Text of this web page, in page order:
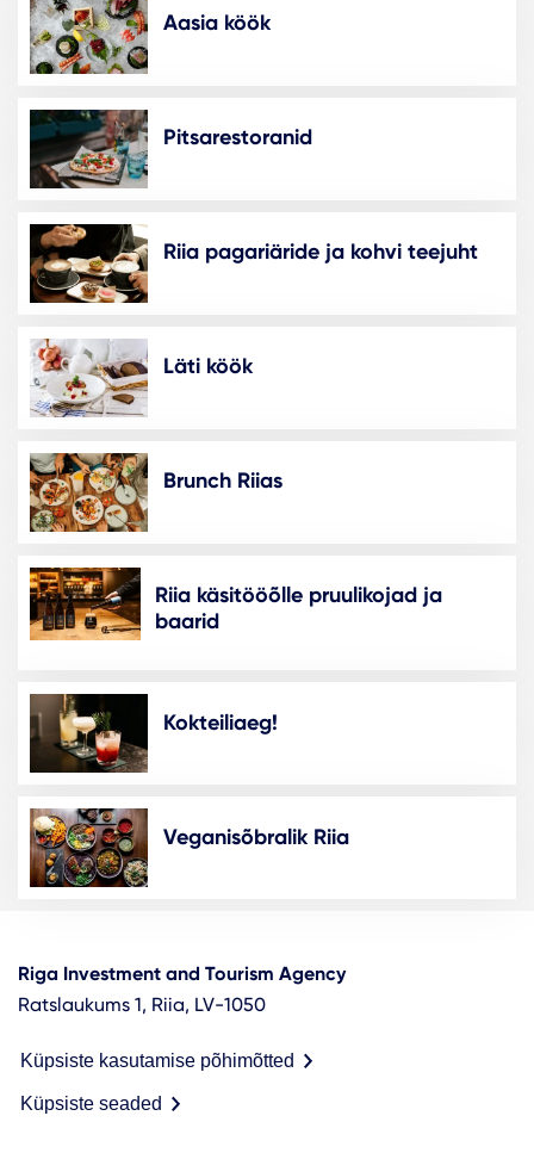
Aasia köök
Pitsarestoranid
Riia pagariäride ja kohvi teejuht
Läti köök
Brunch Riias
Riia käsitööõlle pruulikojad ja
baarid
Kokteiliaeg!
Veganisõbralik Riia
Riga Investment and Tourism Agency
Ratslaukums 1, Riia, LV-1050
Küpsiste kasutamise põhimõtted
Küpsiste seaded